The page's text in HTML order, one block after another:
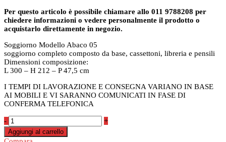
Per questo articolo è possibile chiamare allo 011 9788208 per
chiedere informazioni o vedere personalmente il prodotto o
acquistarlo direttamente in negozio.
Soggiorno Modello Abaco 05
soggiorno completo composto da base, cassettoni, libreria e pensili
Dimensioni composizione:
L 300 – H 212 – P 47,5 cm
I TEMPI DI LAVORAZIONE E CONSEGNA VARIANO IN BASE
AI MOBILI E VI SARANNO COMUNICATI IN FASE DI
CONFERMA TELEFONICA
-Soggiorno
Abaco
05
+
Aggiungi al carrello